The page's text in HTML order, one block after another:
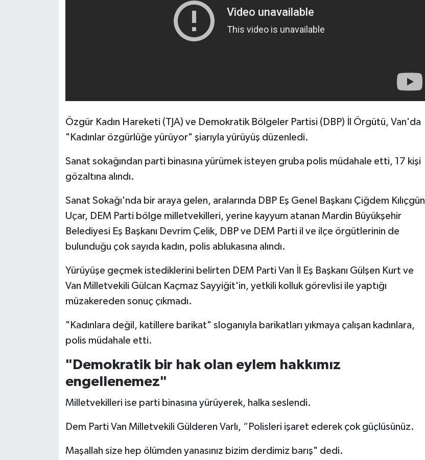
Özgür Kadın Hareketi (TJA) ve Demokratik Bölgeler Partisi (DBP) İl Örgütü, Van'da
"Kadınlar özgürlüğe yürüyor" şiarıyla yürüyüş düzenledi.
Sanat sokağından parti binasına yürümek isteyen gruba polis müdahale etti, 17 kişi
gözaltına alındı.
Sanat Sokağı'nda bir araya gelen, aralarında DBP Eş Genel Başkanı Çiğdem Kılıçgün
Uçar, DEM Parti bölge milletvekilleri, yerine kayyum atanan Mardin Büyükşehir
Belediyesi Eş Başkanı Devrim Çelik, DBP ve DEM Parti il ve ilçe örgütlerinin de
bulunduğu çok sayıda kadın, polis ablukasına alındı.
Yürüyüşe geçmek istediklerini belirten DEM Parti Van İl Eş Başkanı Gülşen Kurt ve
Van Milletvekili Gülcan Kaçmaz Sayyiğit'in, yetkili kolluk görevlisi ile yaptığı
müzakereden sonuç çıkmadı.
"Kadınlara değil, katillere barikat" sloganıyla barikatları yıkmaya çalışan kadınlara,
polis müdahale etti.
"Demokratik bir hak olan eylem hakkımız
engellenemez"
Milletvekilleri ise parti binasına yürüyerek, halka seslendi.
Dem Parti Van Milletvekili Gülderen Varlı, “Polisleri işaret ederek çok güçlüsünüz.
Maşallah size hep ölümden yanasınız bizim derdimiz barış" dedi.